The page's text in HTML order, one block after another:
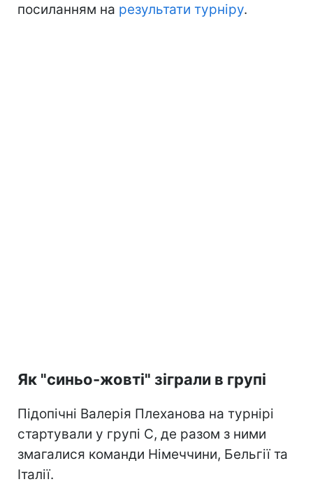
посиланням на результати турніру.
Як "синьо-жовті" зіграли в групі
Підопічні Валерія Плеханова на турнірі
стартували у групі С, де разом з ними
змагалися команди Німеччини, Бельгії та
Італії.